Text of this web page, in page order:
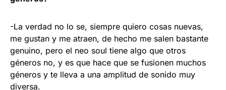
-La verdad no lo se, siempre quiero cosas nuevas,
me gustan y me atraen, de hecho me salen bastante
genuino, pero el neo soul tiene algo que otros
géneros no, y es que hace que se fusionen muchos
géneros y te lleva a una amplitud de sonido muy
diversa.